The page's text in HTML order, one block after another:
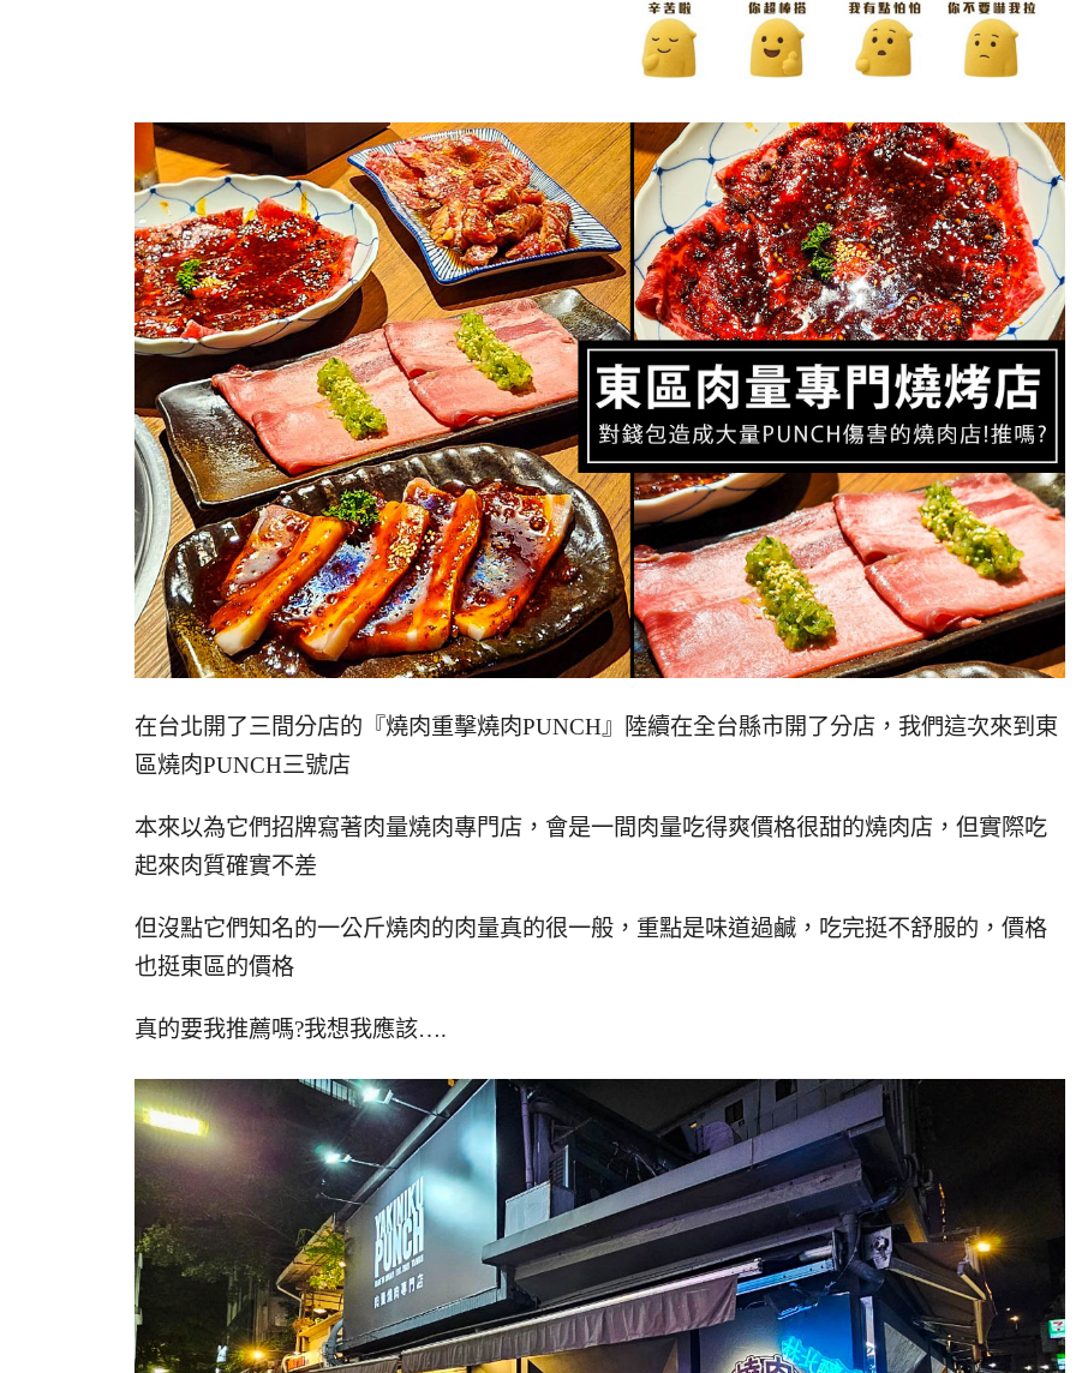
在台北開了三間分店的『燒肉重擊燒肉PUNCH』陸續在全台縣市開了分店，我們這次來到東
區燒肉PUNCH三號店
本來以為它們招牌寫著肉量燒肉專門店，會是一間肉量吃得爽價格很甜的燒肉店，但實際吃
起來肉質確實不差
但沒點它們知名的一公斤燒肉的肉量真的很一般，重點是味道過鹹，吃完挺不舒服的，價格
也挺東區的價格
真的要我推薦嗎?我想我應該….